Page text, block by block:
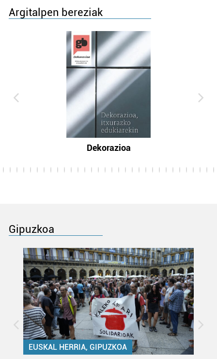
Argitalpen bereziak
Dekorazioa
Gipuzkoa
EUSKAL HERRIA, GIPUZKOA